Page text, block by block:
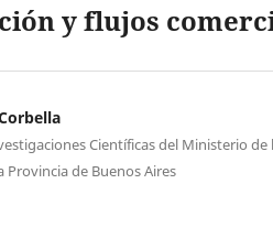
y flujos
Científicas del Ministerio de
Provincia de Buenos Aires